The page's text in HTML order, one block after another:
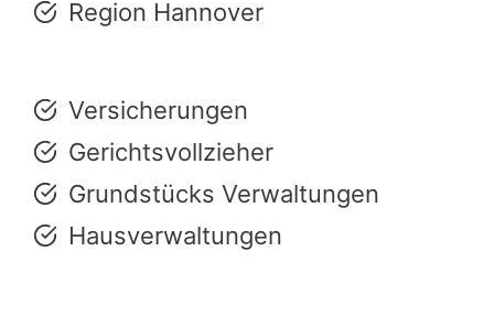
Region Hannover
Versicherungen
Gerichtsvollzieher
Grundstücks Verwaltungen
Hausverwaltungen